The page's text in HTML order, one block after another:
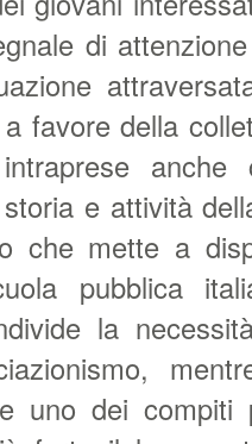
di
favore della
anche
e attività
che mette a
pubblica
la
uno dei compiti